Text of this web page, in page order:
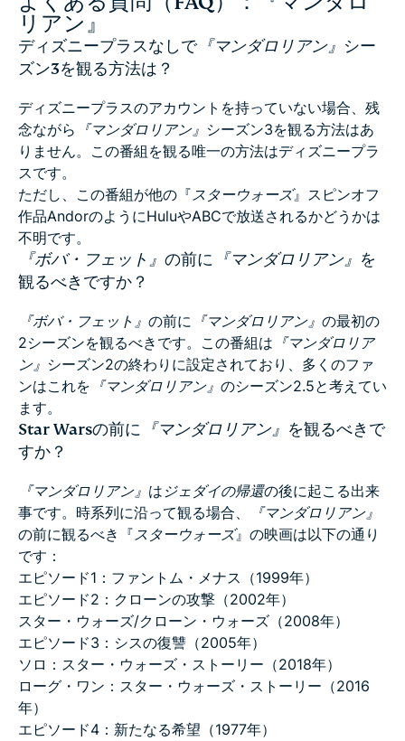
リアン』
ディズニープラスなしで『マンダロリアン』 シー
ズン3を観る方法は？
ディズニープラスのアカウントを持っていない場合、残
念ながら 『マンダロリアン』 シーズン3を観る方法はあ
りません。この番組を観る唯一の方法はディズニープラ
スです。
ただし、この番組が他の『スターウォーズ』スピンオフ
作品AndorのようにHuluやABCで放送されるかどうかは
不明です。
『ボバ・フェット』 の前に 『マンダロリアン』 を
観るべきですか？
『ボバ・フェット』 の前に 『マンダロリアン』 の最初の
2シーズンを観るべきです。この番組は 『マンダロリア
ン』 シーズン2の終わりに設定されており、多くのファ
ンはこれを 『マンダロリアン』 のシーズン2.5と考えてい
ます。
Star Warsの前に 『マンダロリアン』 を観るべきで
すか？
『マンダロリアン』 は ジェダイの帰還の後に起こる出来
事です。時系列に沿って観る場合、
『マンダロリアン』
の前に観るべき『スターウォーズ』の映画は以下の通り
です：
エピソード1：ファントム・メナス（1999年）
エピソード2：クローンの攻撃（2002年）
スター・ウォーズ/クローン・ウォーズ（2008年）
エピソード3：シスの復讐（2005年）
ソロ：スター・ウォーズ・ストーリー（2018年）
ローグ・ワン：スター・ウォーズ・ストーリー（2016
年）
エピソード4：新たなる希望（1977年）